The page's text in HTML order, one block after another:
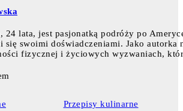
24 lata, jest pasjonatką podróży po
się swoimi doświadczeniami. Jako
fizycznej i życiowych wyzwaniach,
Przepisy kulinarne